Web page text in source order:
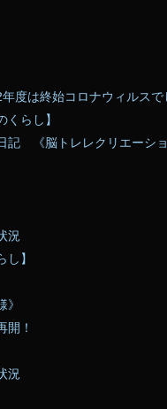
は終始コロナウィルスで
らし】
《脳トレレクリエーショ
況
】
開！
況